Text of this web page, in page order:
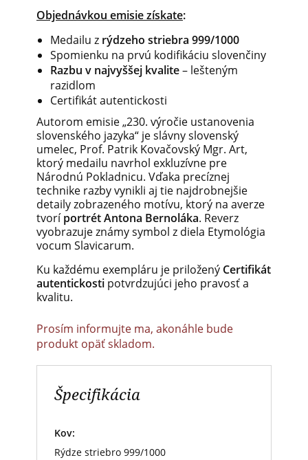
Objednávkou emisie získate:
Medailu z rýdzeho striebra 999/1000
Spomienku na prvú kodifikáciu slovenčiny
Razbu v najvyššej kvalite– lešteným
razidlom
Certifikát autentickosti
Autorom emisie „230. výročie ustanovenia
slovenského jazyka“ je slávny slovenský
umelec, Prof. Patrik Kovačovský Mgr. Art,
ktorý medailu navrhol exkluzívne pre
Národnú Pokladnicu. Vďaka precíznej
technike razby vynikli aj tie najdrobnejšie
detaily zobrazeného motívu, ktorý na averze
tvoríportrét Antona Bernoláka. Reverz
vyobrazuje známy symbol z diela Etymológia
vocum Slavicarum.
Ku každému exempláru je priložený Certifikát
autentickosti potvrdzujúci jeho pravosť a
kvalitu.
Prosím informujte ma, akonáhle bude
produkt opäť skladom.
Špecifikácia
Kov:
Rýdze striebro 999/1000